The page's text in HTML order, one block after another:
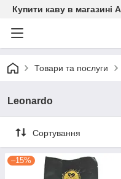
Купити каву в магазині
Товари та послуги
Leonardo
Сортування
–15%